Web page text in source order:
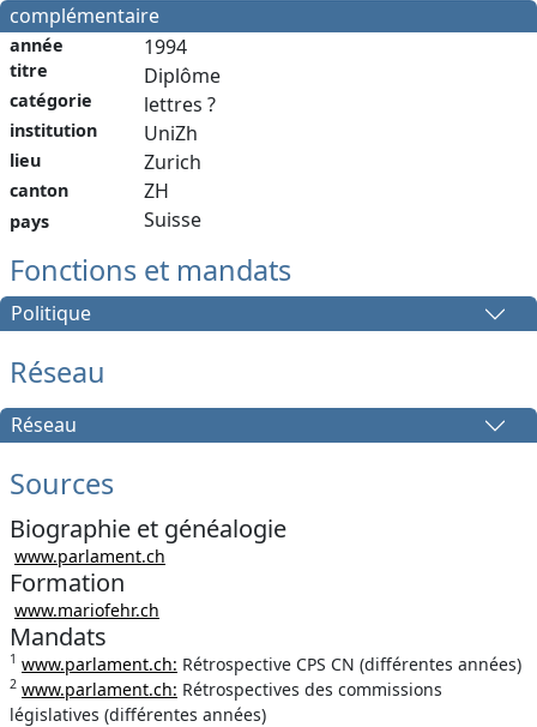
complémentaire
année
titre
catégorie
institution
lieu
canton
pays
1994
Diplôme
lettres ?
UniZh
Zurich
ZH
Suisse
Fonctions et mandats
Politique
Réseau
Réseau
Sources
Biographie et généalogie
www.parlament.ch
Formation
www.mariofehr.ch
Mandats
1 www.parlament.ch: Rétrospective CPS CN (différentes années)
2 www.parlament.ch: Rétrospectives des commissions
législatives (différentes années)